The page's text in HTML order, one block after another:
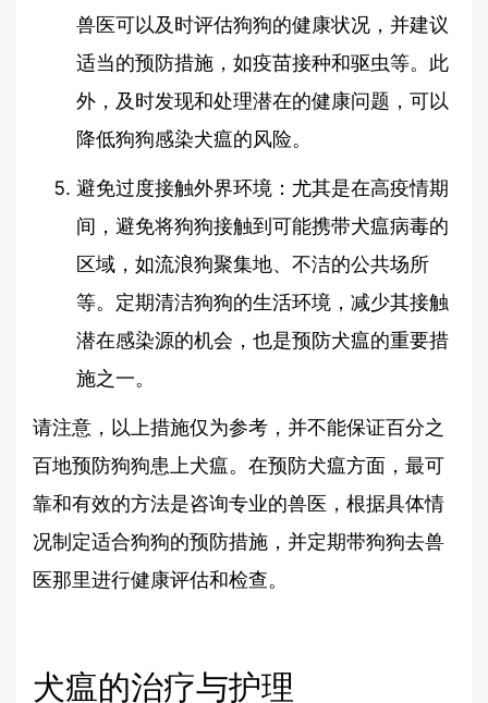
兽医可以及时评估狗狗的健康状况，并建议
适当的预防措施，如疫苗接种和驱虫等。此
外，及时发现和处理潜在的健康问题，可以
降低狗狗感染犬瘟的风险。
避免过度接触外界环境：尤其是在高疫情期
间，避免将狗狗接触到可能携带犬瘟病毒的
区域，如流浪狗聚集地、不洁的公共场所
等。定期清洁狗狗的生活环境，减少其接触
潜在感染源的机会，也是预防犬瘟的重要措
施之一。
请注意，以上措施仅为参考，并不能保证百分之
百地预防狗狗患上犬瘟。在预防犬瘟方面，最可
靠和有效的方法是咨询专业的兽医，根据具体情
况制定适合狗狗的预防措施，并定期带狗狗去兽
医那里进行健康评估和检查。
犬瘟的治疗与护理